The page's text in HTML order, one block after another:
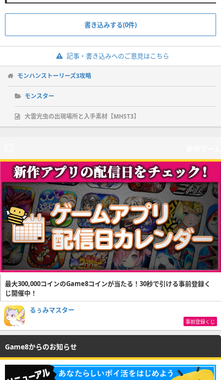
書き込みする(0件)
記事・書き込みへのご意見はこちら
モンハンストーリーズ3攻略
モンスター
大雷光虫の出現場所と入手素材【MHST3】
最大300,000コインのGame8コインが当たる！30秒で引ける事前登録く
じ開催中！
るぅみマスター
事前登録くじ
Game8からのお知らせ